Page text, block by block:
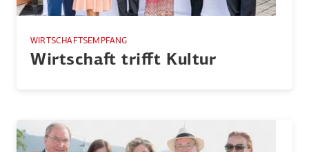
WIRTSCHAFTSEMPFANG
Wirtschaft trifft Kultur